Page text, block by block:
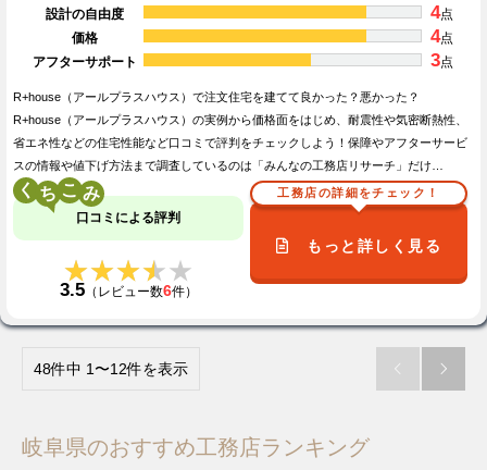
設計の自由度
4点
価格
4点
アフターサポート
3点
R+house（アールプラスハウス）で注文住宅を建てて良かった？悪かった？
R+house（アールプラスハウス）の実例から価格面をはじめ、耐震性や気密断熱性、
省エネ性などの住宅性能など口コミで評判をチェックしよう！保障やアフターサービ
スの情報や値下げ方法まで調査しているのは「みんなの工務店リサーチ」だけ…
く こ
口コミによる評判
★★★★★
★★★★★
3.5（レビュー数6件）
工務店の詳細をチェック！
もっと詳しく見る
48件中 1〜12件を表示  
岐阜県のおすすめ工務店ランキング